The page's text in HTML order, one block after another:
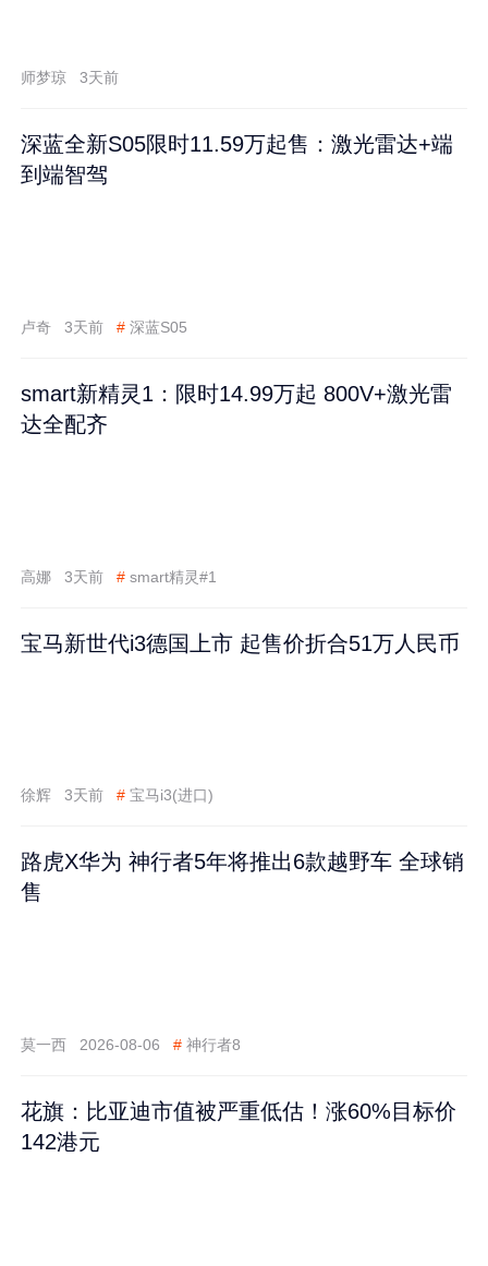
师梦琼 3天前
深蓝全新S05限时11.59万起售：激光雷达+端
到端智驾
卢奇 3天前 # 深蓝S05
smart新精灵1：限时14.99万起 800V+激光雷
达全配齐
高娜 3天前 # smart精灵#1
宝马新世代i3德国上市 起售价折合51万人民币
徐辉 3天前 # 宝马i3(进口)
路虎X华为 神行者5年将推出6款越野车 全球销
售
莫一西 2026-08-06 # 神行者8
花旗：比亚迪市值被严重低估！涨60%目标价
142港元